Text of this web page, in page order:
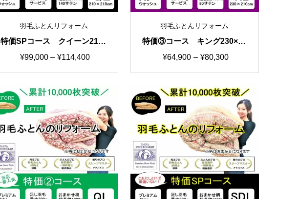
羽毛ふとんリフォーム
特価SPコース クイーン210×
210cm 羽毛ふとんリフォー
¥99,000 – ¥114,400
価
¥99,000
–
¥114,400
羽毛ふとんリフォーム
特価③コース キング230×21
0cm 羽毛ふとんリフォー
¥64,900 – ¥80,300
価
¥64,900
–
¥80,300